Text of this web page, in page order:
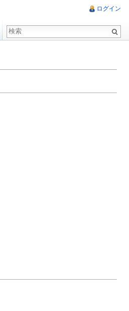
ログイン